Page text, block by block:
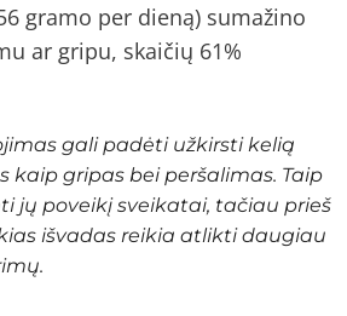
gramo per dieną) sumažino
ar gripu, skaičių 61%
gali padėti užkirsti kelią
kaip gripas bei peršalimas. Taip
jų poveikį sveikatai, tačiau prieš
išvadas reikia atlikti daugiau